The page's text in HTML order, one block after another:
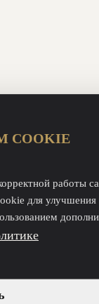
работы
для улучшения